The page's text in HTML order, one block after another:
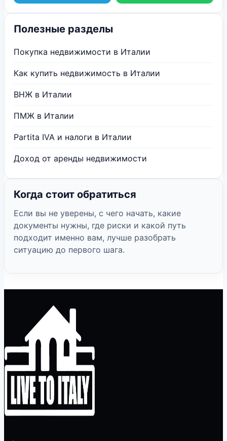
Полезные разделы
Покупка недвижимости в Италии
Как купить недвижимость в Италии
ВНЖ в Италии
ПМЖ в Италии
Partita IVA и налоги в Италии
Доход от аренды недвижимости
Когда стоит обратиться
Если вы не уверены, с чего начать, какие
документы нужны, где риски и какой путь
подходит именно вам, лучше разобрать
ситуацию до первого шага.